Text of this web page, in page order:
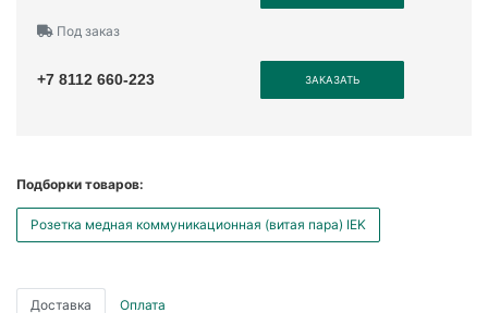
Под заказ
+7 8112 660-223 ЗАКАЗАТЬ
Подборки товаров:
Розетка медная коммуникационная (витая пара) IEK
Доставка Оплата